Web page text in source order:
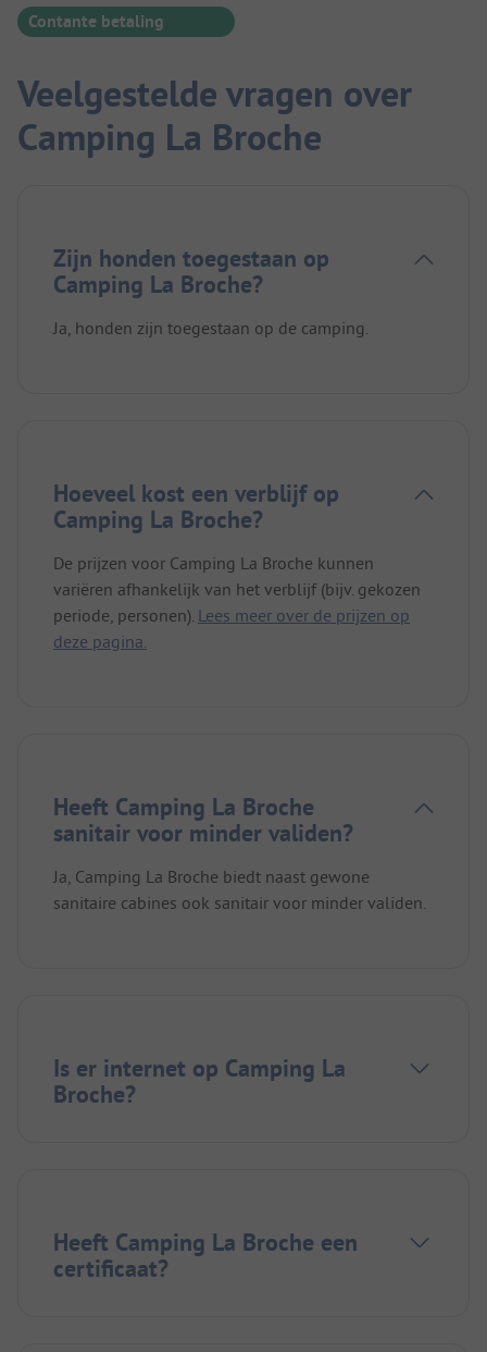
Contante betaling
Veelgestelde vragen over
Camping La Broche
Zijn honden toegestaan op
Camping La Broche?
Ja, honden zijn toegestaan op de camping.
Hoeveel kost een verblijf op
Camping La Broche?
De prijzen voor Camping La Broche kunnen
variëren afhankelijk van het verblijf (bijv. gekozen
periode, personen). Lees meer over de prijzen op
deze pagina.
Heeft Camping La Broche
sanitair voor minder validen?
Ja, Camping La Broche biedt naast gewone
sanitaire cabines ook sanitair voor minder validen.
Is er internet op Camping La
Broche?
Heeft Camping La Broche een
certificaat?